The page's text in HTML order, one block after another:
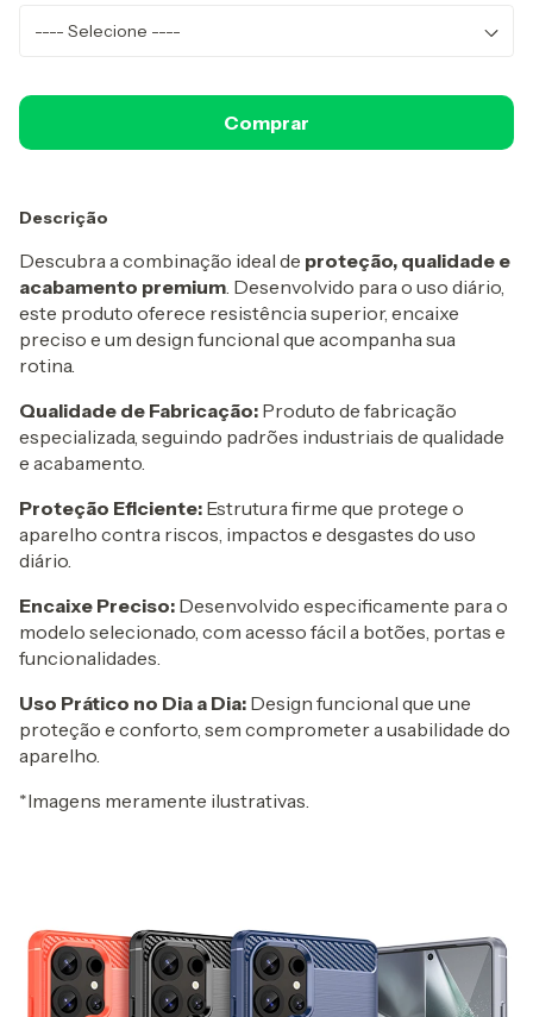
Descrição
Descubra a combinação ideal de proteção, qualidade e
acabamento premium. Desenvolvido para o uso diário,
este produto oferece resistência superior, encaixe
preciso e um design funcional que acompanha sua
rotina.
Qualidade de Fabricação: Produto de fabricação
especializada, seguindo padrões industriais de qualidade
e acabamento.
Proteção Eficiente: Estrutura firme que protege o
aparelho contra riscos, impactos e desgastes do uso
diário.
Encaixe Preciso: Desenvolvido especificamente para o
modelo selecionado, com acesso fácil a botões, portas e
funcionalidades.
Uso Prático no Dia a Dia: Design funcional que une
proteção e conforto, sem comprometer a usabilidade do
aparelho.
*Imagens meramente ilustrativas.